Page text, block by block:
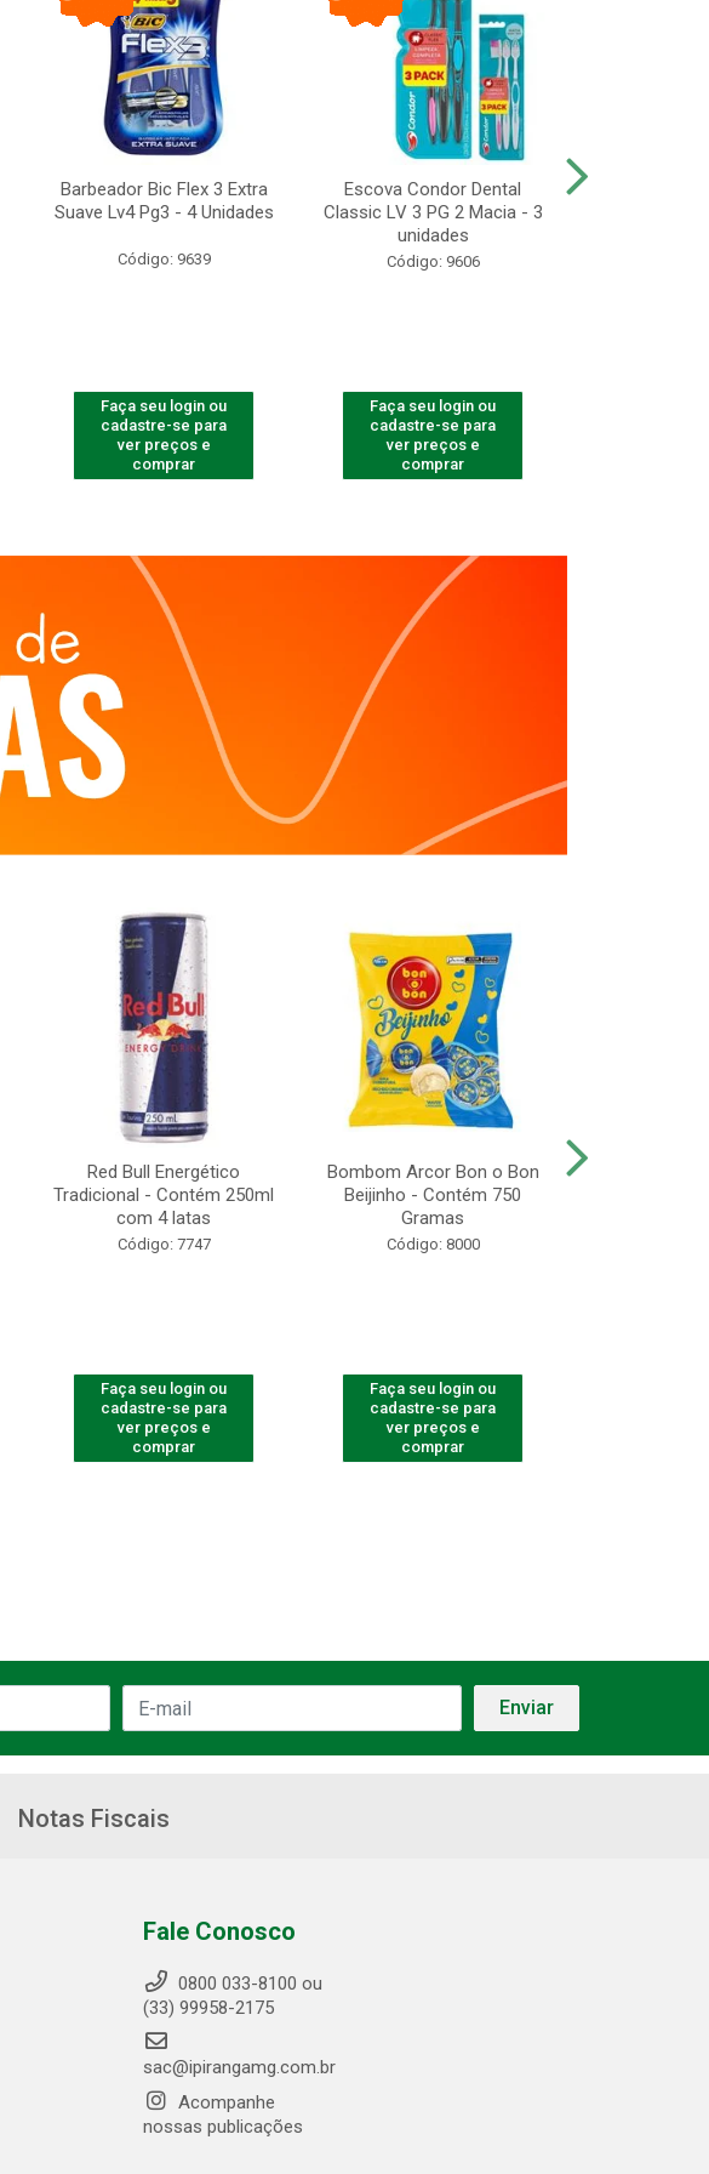
Barbeador Bic Flex 3 Extra
Suave Lv4 Pg3 - 4 Unidades
Código: 9639
Faça seu login ou
cadastre-se para
ver preços e
comprar
Escova Condor Dental
Classic LV 3 PG 2 Macia - 3
unidades
Código: 9606
Faça seu login ou
cadastre-se para
ver preços e
comprar
Red Bull Energético
Tradicional - Contém 250ml
com 4 latas
Código: 7747
Faça seu login ou
cadastre-se para
ver preços e
comprar
Bombom Arcor Bon o Bon
Beijinho - Contém 750
Gramas
Código: 8000
Faça seu login ou
cadastre-se para
ver preços e
comprar
Notas Fiscais
Fale Conosco
0800 033-8100 ou
(33) 99958-2175
sac@ipirangamg.com.br
Acompanhe
nossas publicações